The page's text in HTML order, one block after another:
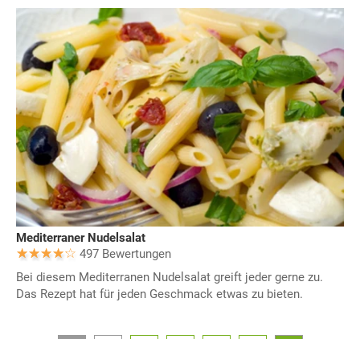
Mediterraner Nudelsalat
497 Bewertungen
Bei diesem Mediterranen Nudelsalat greift jeder gerne zu.
Das Rezept hat für jeden Geschmack etwas zu bieten.